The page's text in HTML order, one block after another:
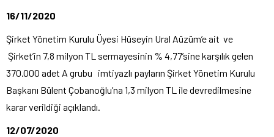
16/11/2020
Şirket Yönetim Kurulu Üyesi Hüseyin Ural Aüzüm’e ait ve
Şirket’in 7,8 milyon TL sermayesinin % 4,77’sine karşılık gelen
370.000 adet A grubu imtiyazlı payların Şirket Yönetim Kurulu
Başkanı Bülent Çobanoğlu’na 1,3 milyon TL ile devredilmesine
karar verildiği açıklandı.
12/07/2020